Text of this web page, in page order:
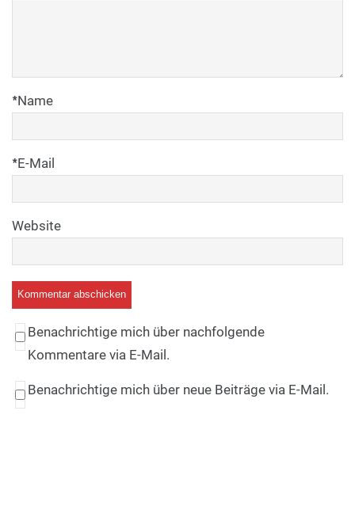
Name
*
E-Mail
*
Website
Benachrichtige mich über nachfolgende
Kommentare via E-Mail.
Benachrichtige mich über neue Beiträge via E-Mail.